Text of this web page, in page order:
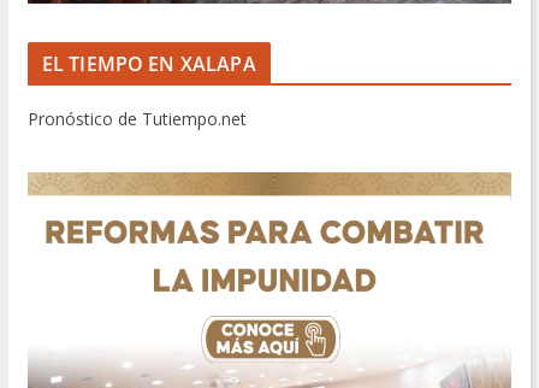
EL TIEMPO EN XALAPA
Pronóstico de Tutiempo.net